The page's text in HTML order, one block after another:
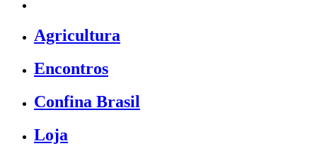
Agricultura
Encontros
Confina Brasil
Loja